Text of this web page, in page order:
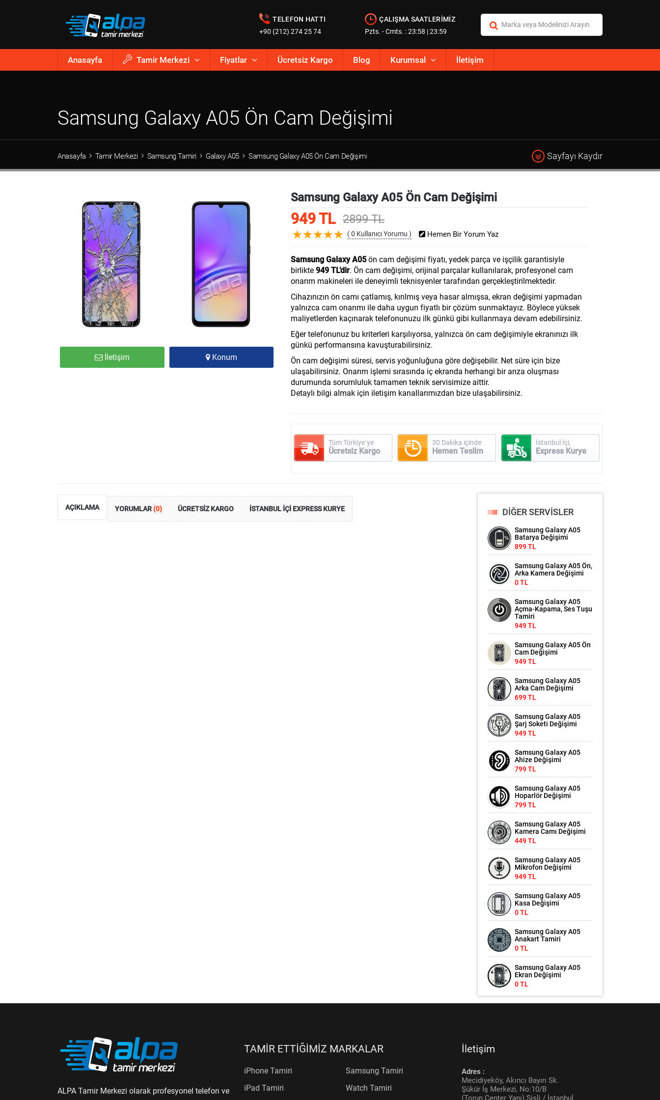
ÇALIŞMA SAATLERİMİZ
Pzts. - Cmts. : 23:58 | 23:59
TELEFON HATTI
+90 (212) 274 25 74
Anasayfa Tamir Merkezi Fiyatlar Ücretsiz Kargo Blog Kurumsal İletişim
Samsung Galaxy A05 Ön Cam Değişimi
Anasayfa Tamir Merkezi Samsung Tamiri Galaxy A05 Samsung Galaxy A05 Ön Cam Değişimi Sayfayı Kaydır
İletişim Konum
Samsung Galaxy A05 Ön Cam Değişimi
949 TL 2899 TL
( 0 Kullanıcı Yorumu ) Hemen Bir Yorum Yaz
Samsung Galaxy A05 ön cam değişimi fiyatı, yedek parça ve işçilik garantisiyle
birlikte 949 TL’dir. Ön cam değişimi, orijinal parçalar kullanılarak, profesyonel cam
onarım makineleri ile deneyimli teknisyenler tarafından gerçekleştirilmektedir.
Cihazınızın ön camı çatlamış, kırılmış veya hasar almışsa, ekran değişimi yapmadan
yalnızca cam onarımı ile daha uygun fiyatlı bir çözüm sunmaktayız. Böylece yüksek
maliyetlerden kaçınarak telefonunuzu ilk günkü gibi kullanmaya devam edebilirsiniz.
Eğer telefonunuz bu kriterleri karşılıyorsa, yalnızca ön cam değişimiyle ekranınızı ilk
günkü performansına kavuşturabilirsiniz.
Ön cam değişimi süresi, servis yoğunluğuna göre değişebilir. Net süre için bize
ulaşabilirsiniz. Onarım işlemi sırasında iç ekranda herhangi bir arıza oluşması
durumunda sorumluluk tamamen teknik servisimize aittir.
Detaylı bilgi almak için iletişim kanallarımızdan bize ulaşabilirsiniz.
Tüm Türkiye`ye
Ücretsiz Kargo
30 Dakika içinde
Hemen Teslim
İstanbul İçi,
Express Kurye
AÇIKLAMA YORUMLAR(0) ÜCRETSİZ KARGO İSTANBUL İÇİ EXPRESS KURYE DİĞER SERVİSLER
Samsung Galaxy A05
Batarya Değişimi
899 TL
Samsung Galaxy A05 Ön,
Arka Kamera Değişimi
0 TL
Samsung Galaxy A05
Açma-Kapama, Ses Tuşu
Tamiri
949 TL
Samsung Galaxy A05 Ön
Cam Değişimi
949 TL
Samsung Galaxy A05
Arka Cam Değişimi
699 TL
Samsung Galaxy A05
Şarj Soketi Değişimi
949 TL
Samsung Galaxy A05
Ahize Değişimi
799 TL
Samsung Galaxy A05
Hoparlör Değişimi
799 TL
Samsung Galaxy A05
Kamera Camı Değişimi
449 TL
Samsung Galaxy A05
Mikrofon Değişimi
949 TL
Samsung Galaxy A05
Kasa Değişimi
0 TL
Samsung Galaxy A05
Anakart Tamiri
0 TL
Samsung Galaxy A05
Ekran Değişimi
0 TL
ALPA Tamir Merkezi olarak profesyonel telefon ve
TAMİR ETTİĞİMİZ MARKALAR
iPhone Tamiri
Samsung Tamiri
iPad Tamiri
Watch Tamiri
İletişim
Adres :
Mecidiyeköy, Akıncı Bayırı Sk.
Şükür İş Merkezi, No:10/B
(Torun Center Yanı) Şişli / İstanbul